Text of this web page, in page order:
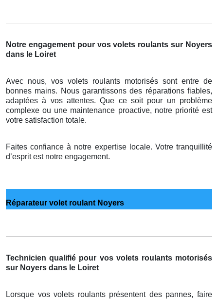
Notre engagement pour vos volets roulants sur Noyers
dans le Loiret
Avec nous, vos volets roulants motorisés sont entre de
bonnes mains. Nous garantissons des réparations fiables,
adaptées à vos attentes. Que ce soit pour un problème
complexe ou une maintenance proactive, notre priorité est
votre satisfaction totale.
Faites confiance à notre expertise locale. Votre tranquillité
d’esprit est notre engagement.
Réparateur volet roulant Noyers
Technicien qualifié pour vos volets roulants motorisés
sur Noyers dans le Loiret
Lorsque vos volets roulants présentent des pannes, faire